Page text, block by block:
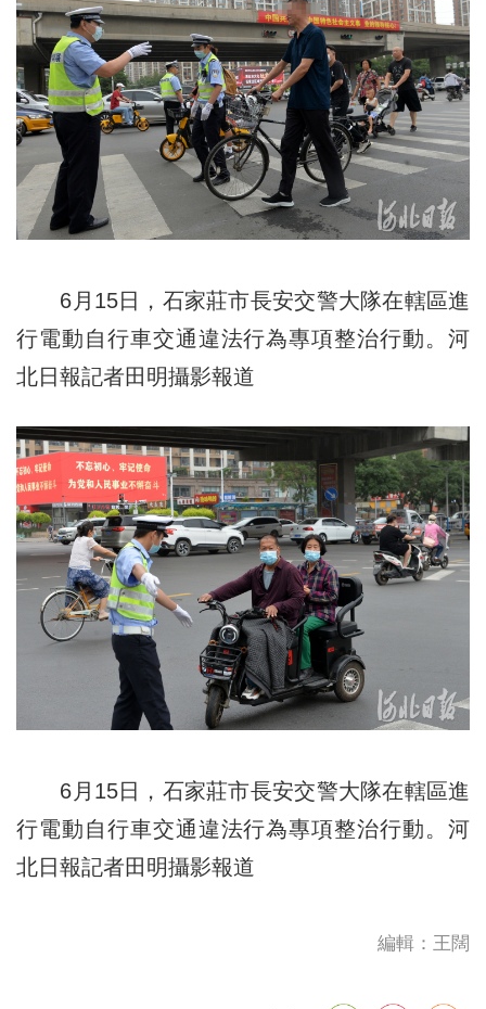
6月15日，石家莊市長安交警大隊在轄區進
行電動自行車交通違法行為專項整治行動。河
北日報記者田明攝影報道
6月15日，石家莊市長安交警大隊在轄區進
行電動自行車交通違法行為專項整治行動。河
北日報記者田明攝影報道
編輯：王闊